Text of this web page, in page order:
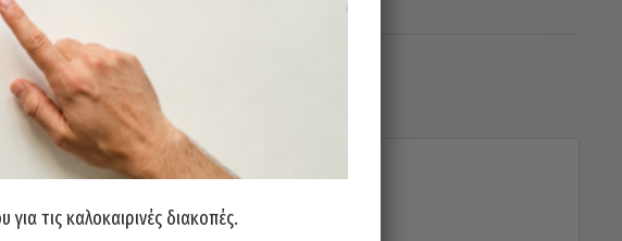
τις καλοκαιρινές διακοπές.